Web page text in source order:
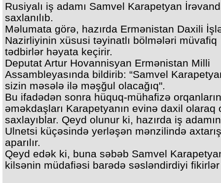
Rusiyalı iş adamı Samvel Karapetyan
saxlanılıb.
Məlumata görə, hazırda Ermənistan Daxili
Nazirliyinin xüsusi təyinatlı bölmələri müvafiq
tədbirlər həyata keçirir.
Deputat Artur Hovannisyan Ermənistan Milli
Assambleyasında bildirib: “Samvel
sizin məsələ ilə məşğul olacağıq".
Bu ifadədən sonra hüquq-mühafizə
əməkdaşları Karapetyanın evinə daxil olaraq
saxlayıblar. Qeyd olunur ki, hazırda iş
Ulnetsi küçəsində yerləşən mənzilində axtarış
aparılır.
Qeyd edək ki, buna səbəb Samvel
kilsənin müdafiəsi barədə səsləndirdiyi